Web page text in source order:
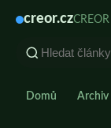
creor.cz
Domů Archiv